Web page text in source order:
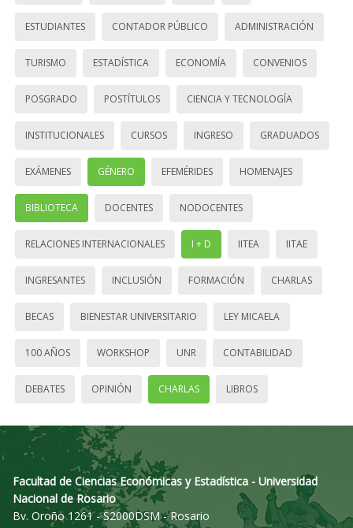
ESTUDIANTES CONTADOR PÚBLICO ADMINISTRACIÓN
TURISMO ESTADÍSTICA ECONOMÍA CONVENIOS
POSGRADO POSTÍTULOS CIENCIA Y TECNOLOGÍA
INSTITUCIONALES CURSOS INGRESO GRADUADOS
EXÁMENES GÉNERO EFEMÉRIDES HOMENAJES
BIBLIOTECA DOCENTES NODOCENTES
RELACIONES INTERNACIONALES I + D IITEA IITAE
INGRESANTES INCLUSIÓN FORMACIÓN CHARLAS
BECAS BIENESTAR UNIVERSITARIO LEY MICAELA
100 AÑOS WORKSHOP UNR CONTABILIDAD
DEBATES OPINIÓN CHARLAS LIBROS
Facultad de Ciencias Económicas y Estadística - Universidad
Nacional de Rosario
Bv. Oroño 1261 - S2000DSM - Rosario